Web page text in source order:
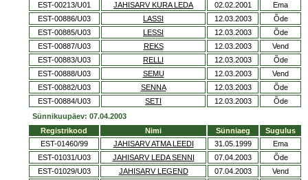
EST-00213/U01
JAHISARV KURA LEDA 02.02.2001
Ema
EST-00886/U03
LASSI 12.03.2003
Õde
EST-00885/U03
LESSI 12.03.2003
Õde
EST-00887/U03
REKS 12.03.2003
Vend
EST-00883/U03
RELLI 12.03.2003
Õde
EST-00888/U03
SEMU 12.03.2003
Vend
EST-00882/U03
SENNA 12.03.2003
Õde
EST-00884/U03
SETI 12.03.2003
Õde
Sünnikuupäev: 07.04.2003
Registrikood
Nimi Sünniaeg
Sugulus
EST-01460/99
JAHISARV ATMA LEEDI 31.05.1999
Ema
EST-01031/U03
JAHISARV LEDA SENNI 07.04.2003
Õde
EST-01029/U03
JAHISARV LEGEND 07.04.2003
Vend